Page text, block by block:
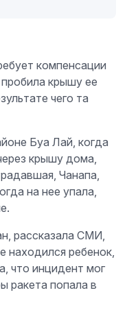
компенсации
пробила крышу ее
чего та
Буа Лай, когда
крышу дома,
Чанапа,
на нее упала,
рассказала СМИ,
находился ребенок,
что инцидент мог
ракета попала в